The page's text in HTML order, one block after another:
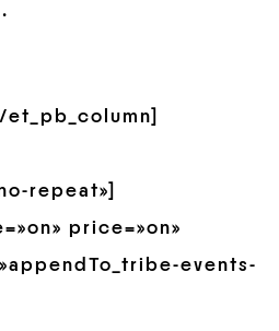
repeat»]
price=»on»
events-